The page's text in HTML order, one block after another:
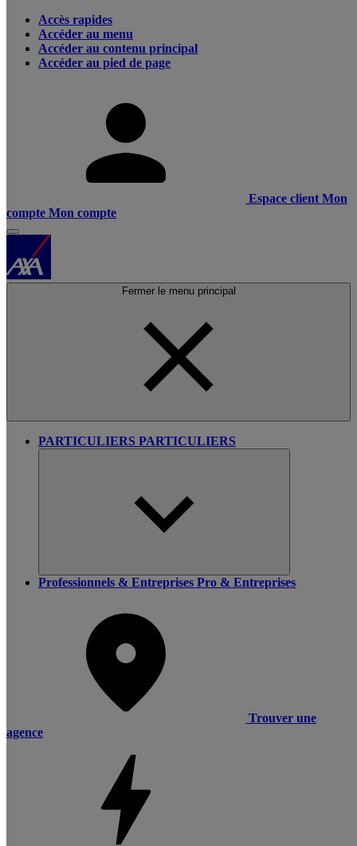
Accès rapides
Accéder au menu
Accéder au contenu principal
Accéder au pied de page
Espace client Mon
compte Mon compte
Fermer le menu principal
PARTICULIERS PARTICULIERS
Professionnels & Entreprises Pro & Entreprises
Trouver une
agence